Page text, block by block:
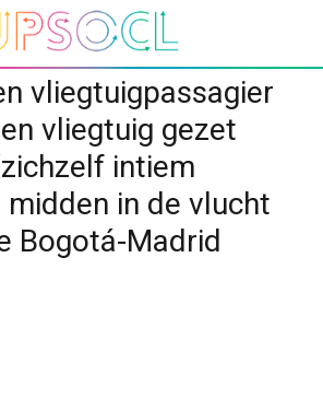
vliegtuigpassagier
vliegtuig gezet
intiem
midden in de vlucht
Bogotá-Madrid